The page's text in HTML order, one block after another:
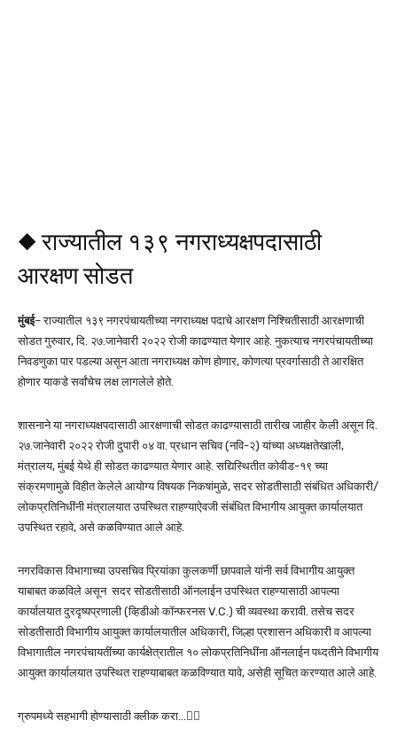
◆ राज्यातील १३९ नगराध्यक्षपदासाठी
आरक्षण सोडत
मुंबई– राज्यातील १३९ नगरपंचायतीच्या नगराध्यक्ष पदाचे आरक्षण निश्चितीसाठी आरक्षणाची
सोडत गुरुवार, दि. २७.जानेवारी २०२२ रोजी काढण्यात येणार आहे. नुकत्याच नगरपंचायतीच्या
निवडणुका पार पडल्या असून आता नगराध्यक्ष कोण होणार, कोणत्या प्रवर्गासाठी ते आरक्षित
होणार याकडे सर्वांचेच लक्ष लागलेले होते.
शासनाने या नगराध्यक्षपदासाठी आरक्षणाची सोडत काढण्यासाठी तारीख जाहीर केली असून दि.
२७.जानेवारी २०२२ रोजी दुपारी ०४ वा. प्रधान सचिव (नवि-२) यांच्या अध्यक्षतेखाली,
मंत्रालय, मुंबई येथे ही सोडत काढण्यात येणार आहे. सद्यिस्थितीत कोवीड-१९ च्या
संक्रमणामुळे विहीत केलेले आयोग्य विषयक निकषांमुळे, सदर सोडतीसाठी संबंधित अधिकारी/
लोकप्रतिनिधींनी मंत्रालयात उपस्थित राहण्याऐवजी संबंधित विभागीय आयुक्त कार्यालयात
उपस्थित रहावे, असे कळविण्यात आले आहे.
नगरविकास विभागाच्या उपसचिव प्रियांका कुलकर्णी छापवाले यांनी सर्व विभागीय आयुक्त
याबाबत कळविले असून सदर सोडतीसाठी ऑनलाईन उपस्थित राहण्यासाठी आपल्या
कार्यालयात दुरदृष्यप्रणाली (व्हिडीओ कॉन्फरनस V.C.) ची व्यवस्था करावी. तसेच सदर
सोडतीसाठी विभागीय आयुक्त कार्यालयातील अधिकारी, जिल्हा प्रशासन अधिकारी व आपल्या
विभागातील नगरपंचायतींच्या कार्यक्षेत्रातील १० लोकप्रतिनिधींना ऑनलाईन पध्दतीने विभागीय
आयुक्त कार्यालयात उपस्थित राहण्याबाबत कळविण्यात यावे, असेही सूचित करण्यात आले आहे.
ग्रुपमध्ये सहभागी होण्यासाठी क्लीक करा…👆🏻